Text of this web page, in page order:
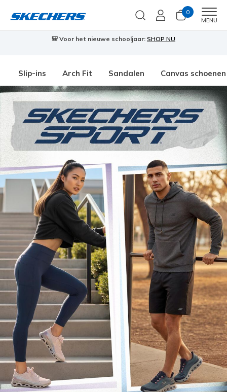
0
MENU
🎒 Voor het nieuwe schooljaar: SHOP NU
Slip-ins Arch Fit Sandalen Canvas schoenen